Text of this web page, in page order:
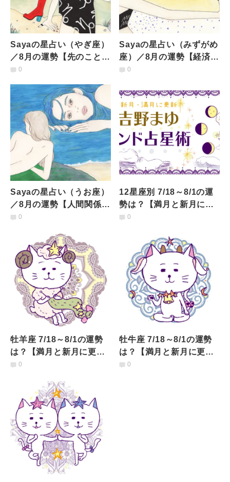
Sayaの星占い（やぎ座）
／8月の運勢【先のことを
考えつつも孤独感が。相
0
Sayaの星占い（みずがめ
座）／8月の運勢【経済的
な不安は次第に手応えが
0
Sayaの星占い（うお座）
／8月の運勢【人間関係は
話し合いを。理想がかな
0
12星座別 7/18～8/1の運
勢は？【満月と新月に更
新！インド占星術】
0
牡羊座 7/18～8/1の運勢
は？【満月と新月に更
新！インド占星術】
0
牡牛座 7/18～8/1の運勢
は？【満月と新月に更
新！インド占星術】
0